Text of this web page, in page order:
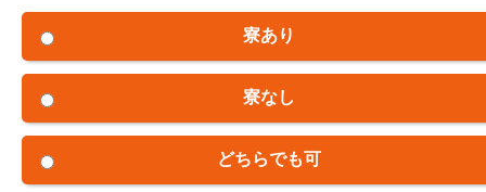
寮あり
寮なし
どちらでも可